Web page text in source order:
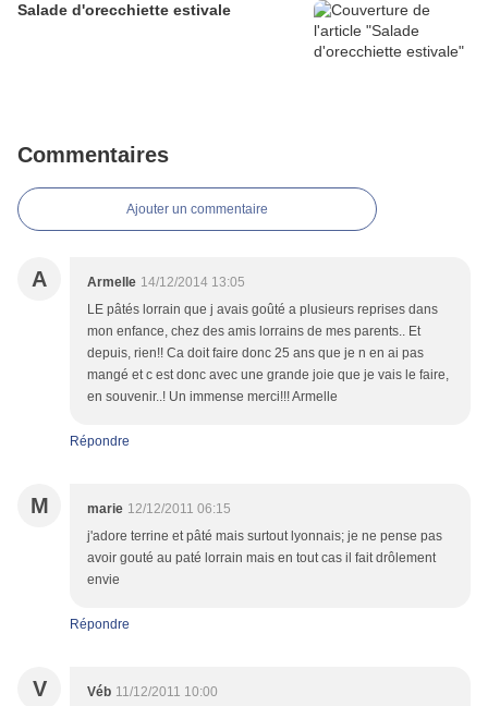
Salade d'orecchiette estivale
Commentaires
Ajouter un commentaire
A Armelle 14/12/2014 13:05
LE pâtés lorrain que j avais goûté a plusieurs reprises dans
mon enfance, chez des amis lorrains de mes parents.. Et
depuis, rien!! Ca doit faire donc 25 ans que je n en ai pas
mangé et c est donc avec une grande joie que je vais le faire,
en souvenir..! Un immense merci!!! Armelle
Répondre
M marie 12/12/2011 06:15
j'adore terrine et pâté mais surtout lyonnais; je ne pense pas
avoir gouté au paté lorrain mais en tout cas il fait drôlement
envie
Répondre
V Véb 11/12/2011 10:00